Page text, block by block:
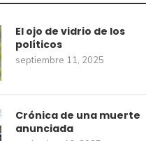
El ojo de vidrio de los
políticos
septiembre 11, 2025
Crónica de una muerte
anunciada